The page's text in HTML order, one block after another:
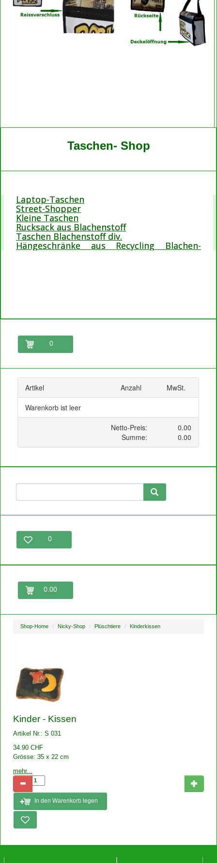
Taschen- Shop
Laptop-Taschen
Street-Shopper
Kleine Taschen
Rucksack aus Blachenstoff
Taschen Blachenstoff div.
Hängeschränke aus Recycling Blachen-
0
0
0.00
Shop-Home Nicky-Shop Plüschtiere Kinderkissen
Kinder - Kissen
Artikel Nr.: S 031
34.90 CHF
Grösse: 35 x 22 cm
mehr...
In den Warenkorb legen